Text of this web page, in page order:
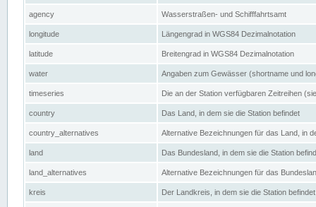
agency Wasserstraßen- und Schifffahrtsamt
longitude Längengrad in WGS84 Dezimalnotation
latitude Breitengrad in WGS84 Dezimalnotation
water Angaben zum Gewässer (shortname und
timeseries Die an der Station verfügbaren Zeitreihen
country Das Land, in dem sie die Station befindet
country_alternatives Alternative Bezeichnungen für das Land, in
land Das Bundesland, in dem sie die Station
land_alternatives Alternative Bezeichnungen für das
kreis Der Landkreis, in dem sie die Station befindet